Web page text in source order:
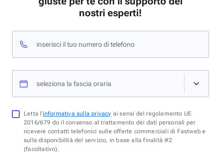
nostri esperti!
inserisci il tuo numero di telefono
seleziona la fascia oraria
Letta l'informativa sulla privacy ai sensi del regolamento UE
2016/679 do il consenso al trattamento dei dati personali per
ricevere contatti telefonici sulle offerte commerciali di Fastweb e
sulla disponibilità del servizio, in base alla finalità #2
(facoltativo).